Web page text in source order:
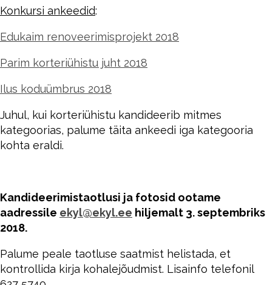
Konkursi ankeedid:
Edukaim renoveerimisprojekt 2018
Parim korteriühistu juht 2018
Ilus koduümbrus 2018
Juhul, kui korteriühistu kandideerib mitmes
kategoorias, palume täita ankeedi iga kategooria
kohta eraldi.
Kandideerimistaotlusi ja fotosid ootame
aadressile ekyl@ekyl.ee hiljemalt 3. septembriks
2018.
Palume peale taotluse saatmist helistada, et
kontrollida kirja kohalejõudmist. Lisainfo telefonil